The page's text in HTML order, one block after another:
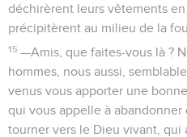
déchirèrent leurs vêtements
précipitèrent au milieu de la
15 —Amis, que faites-vous là ?
hommes, nous aussi,
venus vous apporter une
qui vous appelle à
tourner vers le Dieu vivant, qui